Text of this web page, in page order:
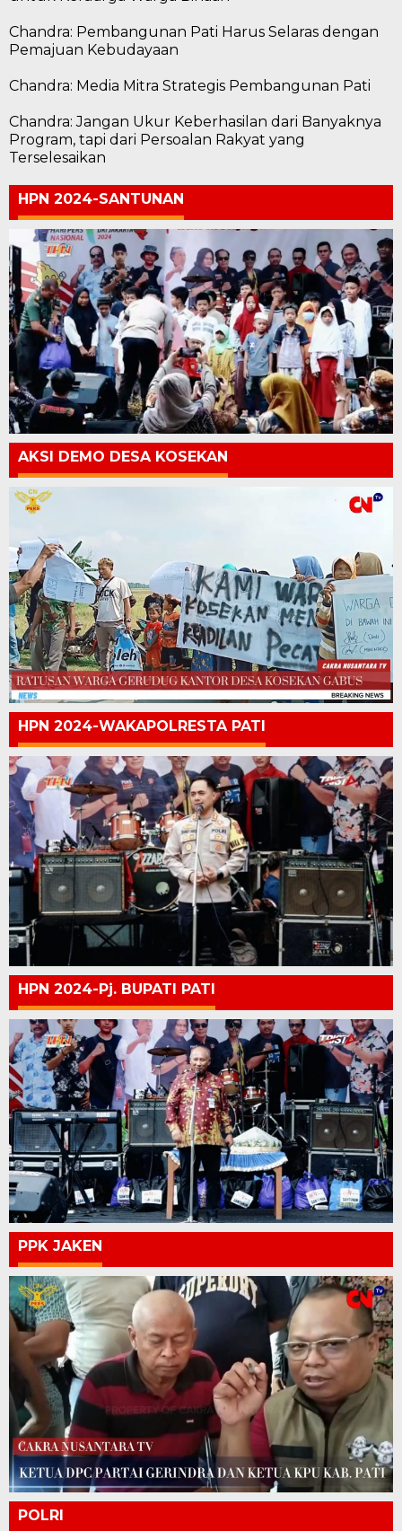
Chandra: Pembangunan Pati Harus Selaras dengan
Pemajuan Kebudayaan
Chandra: Media Mitra Strategis Pembangunan Pati
Chandra: Jangan Ukur Keberhasilan dari Banyaknya
Program, tapi dari Persoalan Rakyat yang
Terselesaikan
HPN 2024-SANTUNAN
AKSI DEMO DESA KOSEKAN
HPN 2024-WAKAPOLRESTA PATI
HPN 2024-Pj. BUPATI PATI
PPK JAKEN
POLRI